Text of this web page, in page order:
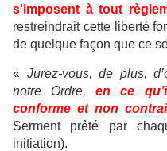
s'imposent à tout
restreindrait cette liberté
de quelque façon que ce
« Jurez-vous, de plus,
notre Ordre,en ce
conforme et non
Serment prêté par
initiation).